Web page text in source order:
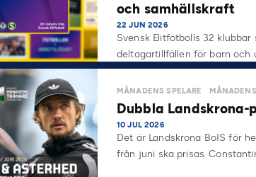
och samhällskraft
22 JUN 2026
Svensk Elitfotbolls 32
deltagartillfällen för barn och
på…
MÅNADENS SPELARE
Dubbla Landskrona-
10 JUL 2026
Det är Landskrona BoIS för
från juni ska prisas.